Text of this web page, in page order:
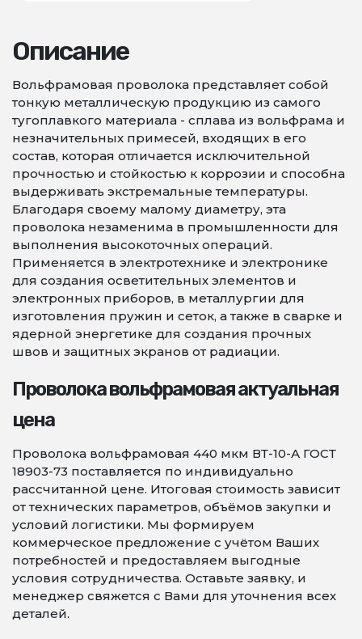
Описание
Вольфрамовая проволока представляет собой
тонкую металлическую продукцию из самого
тугоплавкого материала - сплава из вольфрама и
незначительных примесей, входящих в его
состав, которая отличается исключительной
прочностью и стойкостью к коррозии и способна
выдерживать экстремальные температуры.
Благодаря своему малому диаметру, эта
проволока незаменима в промышленности для
выполнения высокоточных операций.
Применяется в электротехнике и электронике
для создания осветительных элементов и
электронных приборов, в металлургии для
изготовления пружин и сеток, а также в сварке и
ядерной энергетике для создания прочных
швов и защитных экранов от радиации.
Проволока вольфрамовая актуальная
цена
Проволока вольфрамовая 440 мкм ВТ-10-А ГОСТ
18903-73 поставляется по индивидуально
рассчитанной цене. Итоговая стоимость зависит
от технических параметров, объёмов закупки и
условий логистики. Мы формируем
коммерческое предложение с учётом Ваших
потребностей и предоставляем выгодные
условия сотрудничества. Оставьте заявку, и
менеджер свяжется с Вами для уточнения всех
деталей.